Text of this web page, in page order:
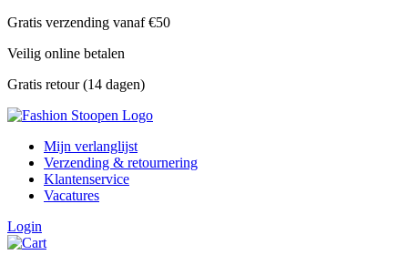
Skip
content
Gratis verzending vanaf €50
Veilig online betalen
Gratis retour (14 dagen)
Mijn verlanglijst
Verzending & retournering
Klantenservice
Vacatures
Login